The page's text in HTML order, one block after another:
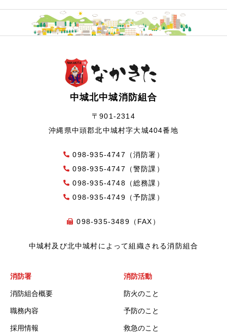
中城北中城消防組合
〒901-2314
沖縄県中頭郡北中城村字大城404番地
098-935-4747（消防署）
098-935-4747（警防課）
098-935-4748（総務課）
098-935-4749（予防課）
098-935-3489（FAX）
中城村及び北中城村によって組織される消防組合
消防署
消防組合概要
職務内容
採用情報
消防活動
防火のこと
予防のこと
救急のこと